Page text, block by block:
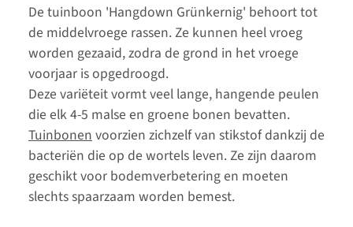
De tuinboon 'Hangdown Grünkernig' behoort tot
de middelvroege rassen. Ze kunnen heel vroeg
worden gezaaid, zodra de grond in het vroege
voorjaar is opgedroogd.
Deze variëteit vormt veel lange, hangende peulen
die elk 4-5 malse en groene bonen bevatten.
Tuinbonenvoorzien zichzelf van stikstof dankzij de
bacteriën die op de wortels leven. Ze zijn daarom
geschikt voor bodemverbetering en moeten
slechts spaarzaam worden bemest.